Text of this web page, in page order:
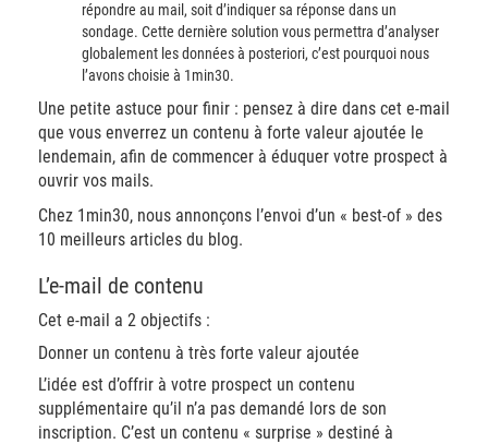
répondre au mail, soit d’indiquer sa réponse dans un
sondage. Cette dernière solution vous permettra d’analyser
globalement les données à posteriori, c’est pourquoi nous
l’avons choisie à 1min30.
Une petite astuce pour finir : pensez à dire dans cet e-mail
que vous enverrez un contenu à forte valeur ajoutée le
lendemain, afin de commencer à éduquer votre prospect à
ouvrir vos mails.
Chez 1min30, nous annonçons l’envoi d’un « best-of » des
10 meilleurs articles du blog.
L’e-mail de contenu
Cet e-mail a 2 objectifs :
Donner un contenu à très forte valeur ajoutée
L’idée est d’offrir à votre prospect un contenu
supplémentaire qu’il n’a pas demandé lors de son
inscription. C’est un contenu « surprise » destiné à